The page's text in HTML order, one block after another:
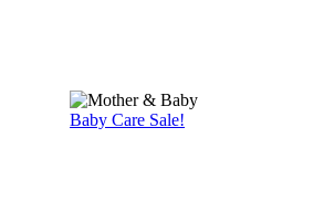
Baby Care Sale!